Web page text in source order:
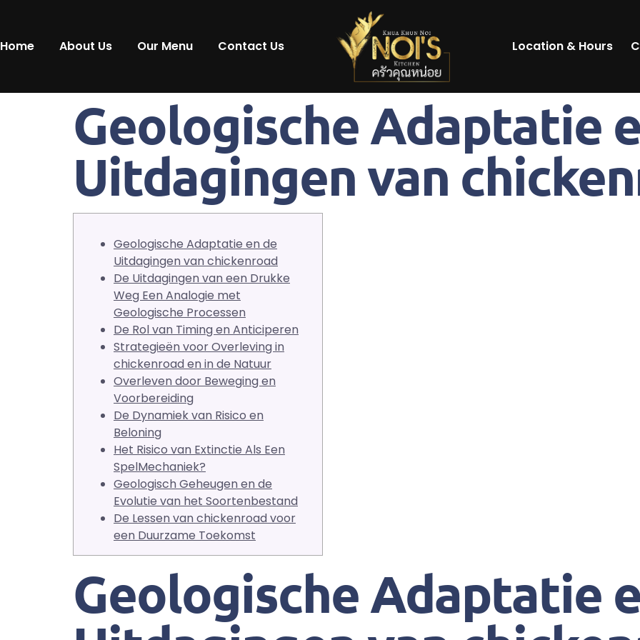
Home About Us Our Menu Contact Us Location & Hours
Geologische Adaptatie
Uitdagingen van
Geologische Adaptatie en de
Uitdagingen van chickenroad
De Uitdagingen van een Drukke
Weg Een Analogie met
Geologische Processen
De Rol van Timing en Anticiperen
Strategieën voor Overleving in
chickenroad en in de Natuur
Overleven door Beweging en
Voorbereiding
De Dynamiek van Risico en
Beloning
Het Risico van Extinctie Als Een
SpelMechaniek?
Geologisch Geheugen en de
Evolutie van het Soortenbestand
De Lessen van chickenroad voor
een Duurzame Toekomst
Geologische Adaptatie